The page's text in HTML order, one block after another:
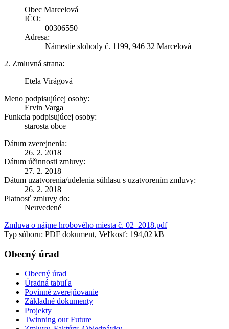
Obec Marcelová
IČO:
00306550
Adresa:
Námestie slobody č. 1199, 946 32 Marcelová
2. Zmluvná strana:
Etela Virágová
Meno podpisujúcej osoby:
Ervin Varga
Funkcia podpisujúcej osoby:
starosta obce
Dátum zverejnenia:
26. 2. 2018
Dátum účinnosti zmluvy:
27. 2. 2018
Dátum uzatvorenia/udelenia súhlasu s uzatvorením zmluvy:
26. 2. 2018
Platnosť zmluvy do:
Neuvedené
Zmluva o nájme hrobového miesta č. 02_2018.pdf
Typ súboru: PDF dokument, Veľkosť: 194,02 kB
Obecný úrad
Obecný úrad
Úradná tabuľa
Povinné zverejňovanie
Základné dokumenty
Projekty
Twinning our Future